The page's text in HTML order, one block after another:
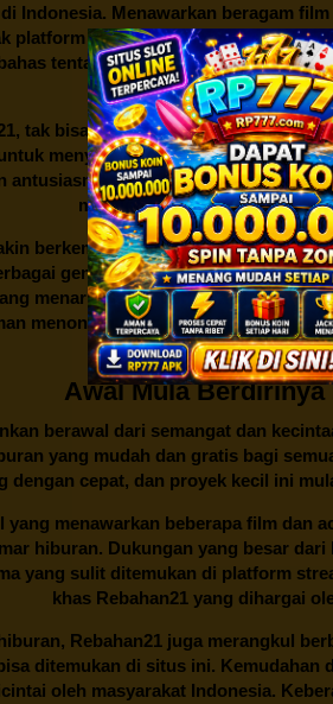
Indonesia. Menawarkan beragam
platform streaming lainnya,
tentang awal mula berdirinya
dunia hiburan
, tak bisa lepas dari gairah dan
menyediakan akses hiburan
antusiasme dari sekelompok
mendorongnya untuk
berkembang dan menambahkan
genre dan kategori, mulai dari
menarik dan sederhana juga
menonton yang nyaman dan
di antara berbagai situs
Awal Mula Berdirinya
berawal dari semangat dan
yang mudah dan gratis bagi
dengan cepat, dan proyek kecil ini
menawarkan beberapa film dan
hiburan. Dukungan yang besar
yang sulit ditemukan di platform
khas Rebahan21yang dihargai
Rebahan21 juga merangkul
ditemukan di situs ini.
oleh masyarakat Indonesia.